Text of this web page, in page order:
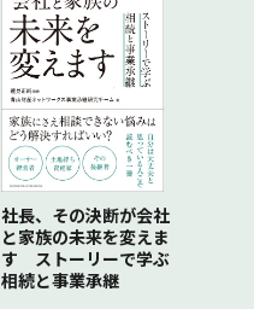
社長、その決断が会社
と家族の未来を変えま
す ストーリーで学ぶ
相続と事業承継